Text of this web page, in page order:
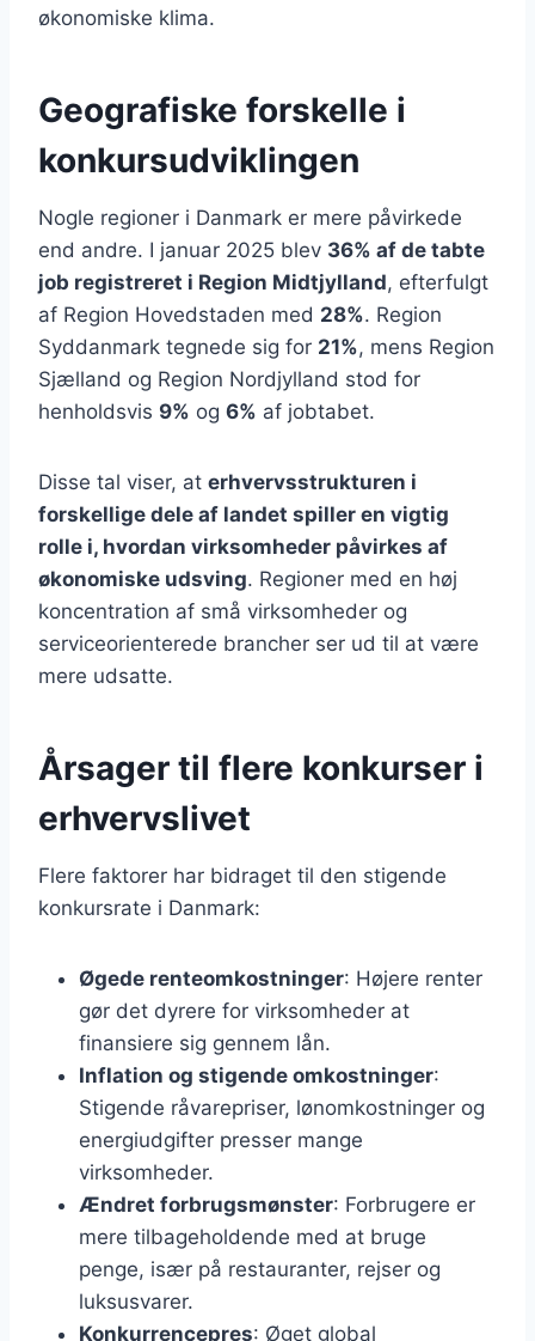
økonomiske klima.
Geografiske forskelle i
konkursudviklingen
Nogle regioner i Danmark er mere påvirkede
end andre. I januar 2025 blev 36% af de tabte
job registreret i Region Midtjylland, efterfulgt
af Region Hovedstaden med 28%. Region
Syddanmark tegnede sig for 21%, mens Region
Sjælland og Region Nordjylland stod for
henholdsvis 9% og 6% af jobtabet.
Disse tal viser, at erhvervsstrukturen i
forskellige dele af landet spiller en vigtig
rolle i, hvordan virksomheder påvirkes af
økonomiske udsving. Regioner med en høj
koncentration af små virksomheder og
serviceorienterede brancher ser ud til at være
mere udsatte.
Årsager til flere konkurser i
erhvervslivet
Flere faktorer har bidraget til den stigende
konkursrate i Danmark:
Øgede renteomkostninger: Højere renter
gør det dyrere for virksomheder at
finansiere sig gennem lån.
Inflation og stigende omkostninger:
Stigende råvarepriser, lønomkostninger og
energiudgifter presser mange
virksomheder.
Ændret forbrugsmønster: Forbrugere er
mere tilbageholdende med at bruge
penge, især på restauranter, rejser og
luksusvarer.
Konkurrencepres: Øget global